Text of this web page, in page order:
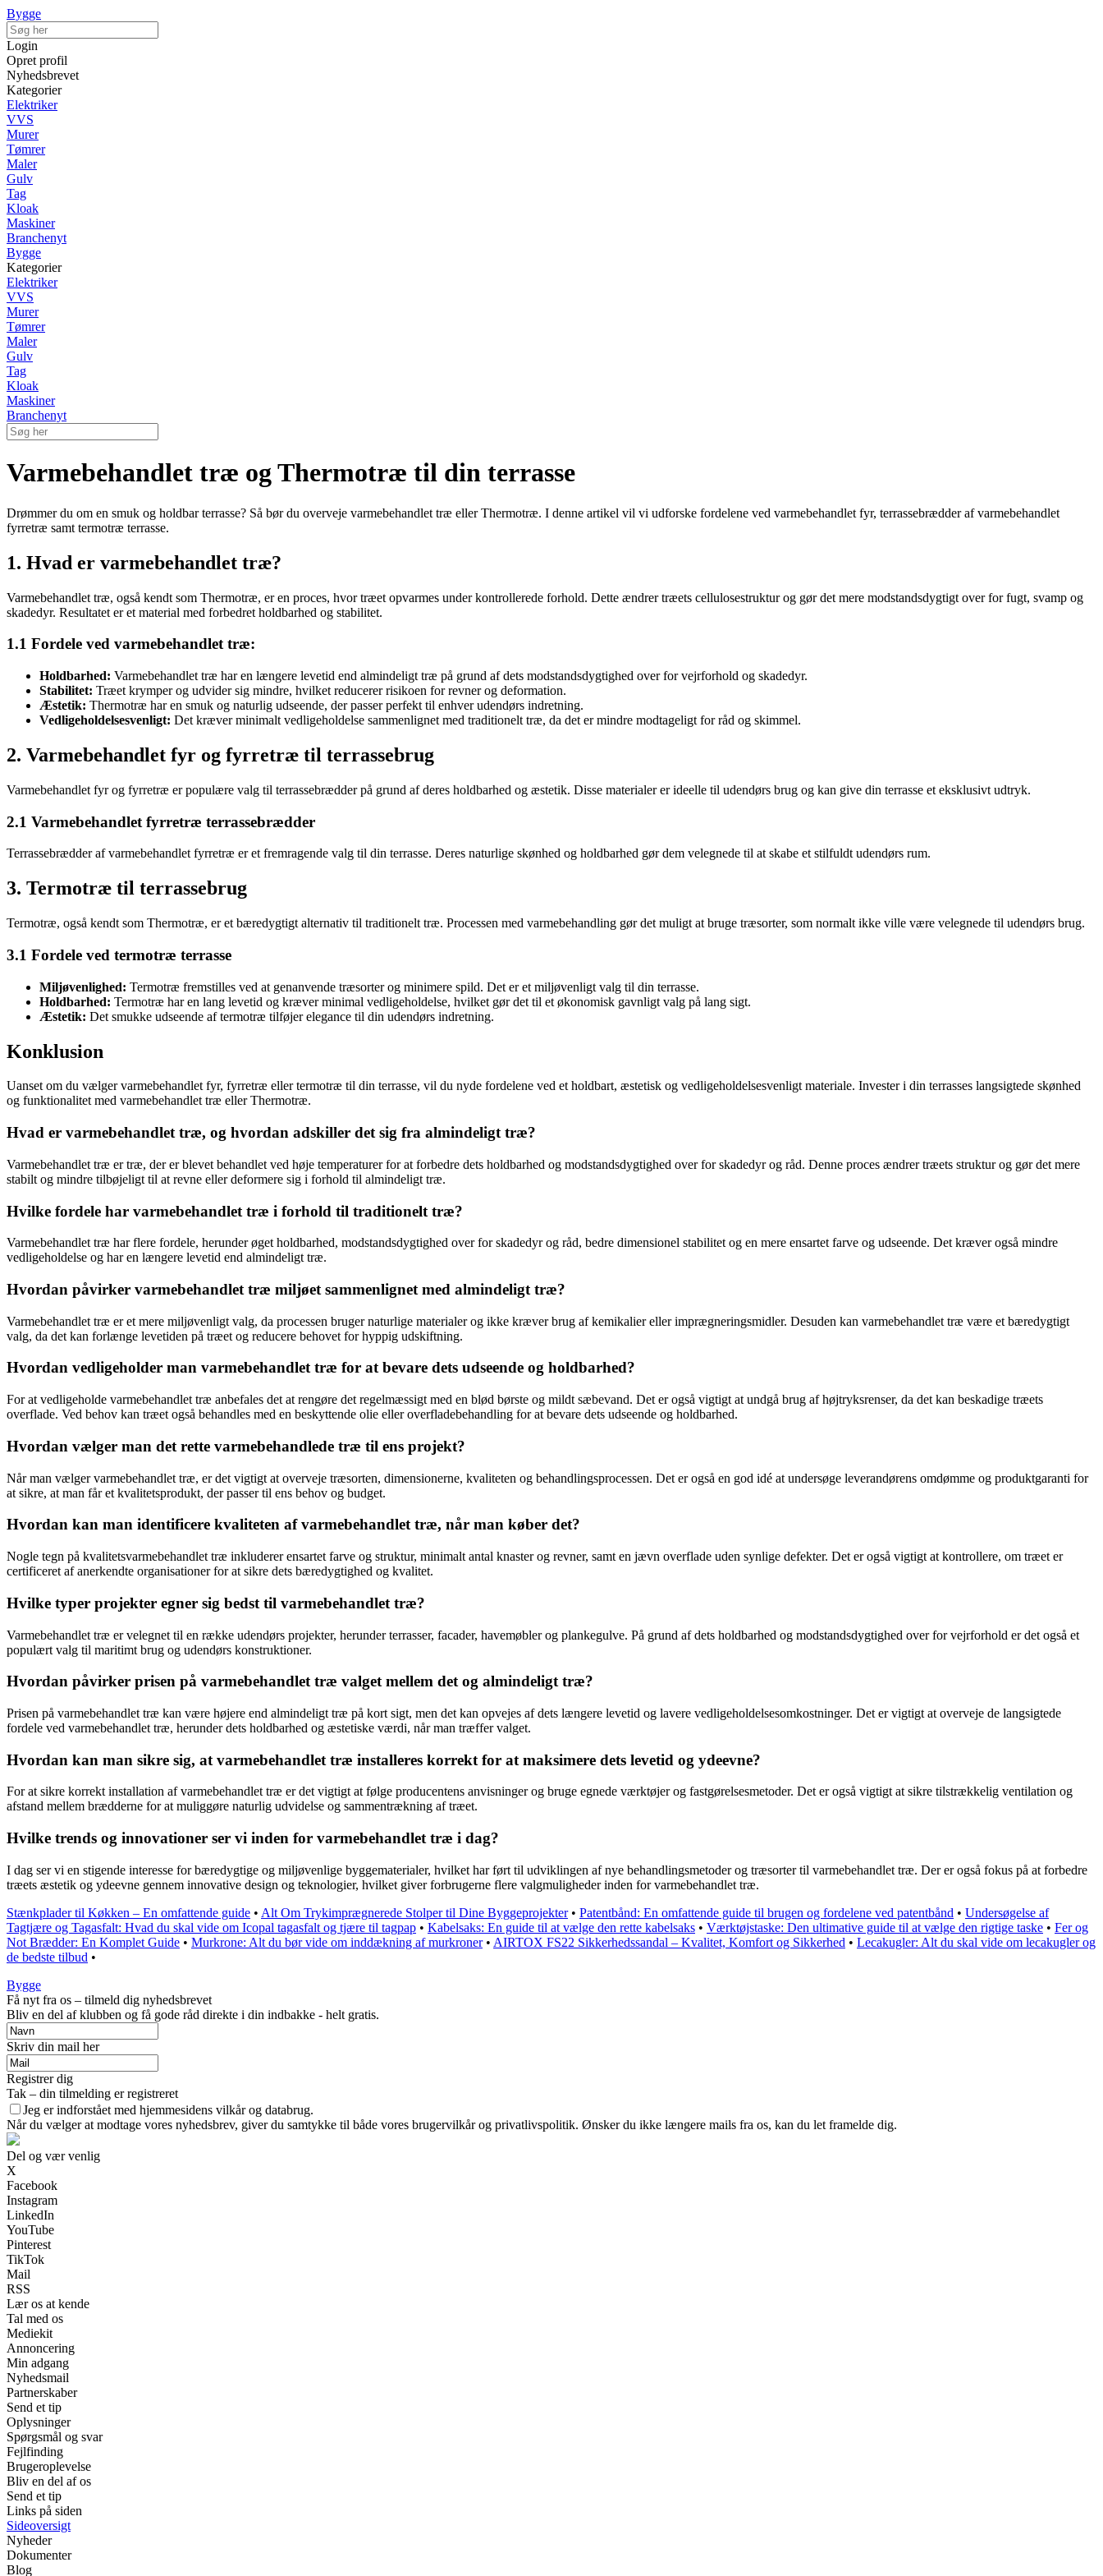
Bygge
Login
Opret profil
Nyhedsbrevet
Kategorier
Elektriker
VVS
Murer
Tømrer
Maler
Gulv
Tag
Kloak
Maskiner
Branchenyt
Bygge
Kategorier
Elektriker
VVS
Murer
Tømrer
Maler
Gulv
Tag
Kloak
Maskiner
Branchenyt
Varmebehandlet træ og Thermotræ til din terrasse
Drømmer du om en smuk og holdbar terrasse? Så bør du overveje varmebehandlet træ eller Thermotræ. I denne artikel vil vi udforske fordelene ved varmebehandlet fyr, terrassebrædder af varmebehandlet
fyrretræ samt termotræ terrasse.
1. Hvad er varmebehandlet træ?
Varmebehandlet træ, også kendt som Thermotræ, er en proces, hvor træet opvarmes under kontrollerede forhold. Dette ændrer træets cellulosestruktur og gør det mere modstandsdygtigt over for fugt, svamp og
skadedyr. Resultatet er et material med forbedret holdbarhed og stabilitet.
1.1 Fordele ved varmebehandlet træ:
Holdbarhed: Varmebehandlet træ har en længere levetid end almindeligt træ på grund af dets modstandsdygtighed over for vejrforhold og skadedyr.
Stabilitet: Træet krymper og udvider sig mindre, hvilket reducerer risikoen for revner og deformation.
Æstetik: Thermotræ har en smuk og naturlig udseende, der passer perfekt til enhver udendørs indretning.
Vedligeholdelsesvenligt: Det kræver minimalt vedligeholdelse sammenlignet med traditionelt træ, da det er mindre modtageligt for råd og skimmel.
2. Varmebehandlet fyr og fyrretræ til terrassebrug
Varmebehandlet fyr og fyrretræ er populære valg til terrassebrædder på grund af deres holdbarhed og æstetik. Disse materialer er ideelle til udendørs brug og kan give din terrasse et eksklusivt udtryk.
2.1 Varmebehandlet fyrretræ terrassebrædder
Terrassebrædder af varmebehandlet fyrretræ er et fremragende valg til din terrasse. Deres naturlige skønhed og holdbarhed gør dem velegnede til at skabe et stilfuldt udendørs rum.
3. Termotræ til terrassebrug
Termotræ, også kendt som Thermotræ, er et bæredygtigt alternativ til traditionelt træ. Processen med varmebehandling gør det muligt at bruge træsorter, som normalt ikke ville være velegnede til udendørs brug.
3.1 Fordele ved termotræ terrasse
Miljøvenlighed: Termotræ fremstilles ved at genanvende træsorter og minimere spild. Det er et miljøvenligt valg til din terrasse.
Holdbarhed: Termotræ har en lang levetid og kræver minimal vedligeholdelse, hvilket gør det til et økonomisk gavnligt valg på lang sigt.
Æstetik: Det smukke udseende af termotræ tilføjer elegance til din udendørs indretning.
Konklusion
Uanset om du vælger varmebehandlet fyr, fyrretræ eller termotræ til din terrasse, vil du nyde fordelene ved et holdbart, æstetisk og vedligeholdelsesvenligt materiale. Invester i din terrasses langsigtede skønhed
og funktionalitet med varmebehandlet træ eller Thermotræ.
Hvad er varmebehandlet træ, og hvordan adskiller det sig fra almindeligt træ?
Varmebehandlet træ er træ, der er blevet behandlet ved høje temperaturer for at forbedre dets holdbarhed og modstandsdygtighed over for skadedyr og råd. Denne proces ændrer træets struktur og gør det mere
stabilt og mindre tilbøjeligt til at revne eller deformere sig i forhold til almindeligt træ.
Hvilke fordele har varmebehandlet træ i forhold til traditionelt træ?
Varmebehandlet træ har flere fordele, herunder øget holdbarhed, modstandsdygtighed over for skadedyr og råd, bedre dimensionel stabilitet og en mere ensartet farve og udseende. Det kræver også mindre
vedligeholdelse og har en længere levetid end almindeligt træ.
Hvordan påvirker varmebehandlet træ miljøet sammenlignet med almindeligt træ?
Varmebehandlet træ er et mere miljøvenligt valg, da processen bruger naturlige materialer og ikke kræver brug af kemikalier eller imprægneringsmidler. Desuden kan varmebehandlet træ være et bæredygtigt
valg, da det kan forlænge levetiden på træet og reducere behovet for hyppig udskiftning.
Hvordan vedligeholder man varmebehandlet træ for at bevare dets udseende og holdbarhed?
For at vedligeholde varmebehandlet træ anbefales det at rengøre det regelmæssigt med en blød børste og mildt sæbevand. Det er også vigtigt at undgå brug af højtryksrenser, da det kan beskadige træets
overflade. Ved behov kan træet også behandles med en beskyttende olie eller overfladebehandling for at bevare dets udseende og holdbarhed.
Hvordan vælger man det rette varmebehandlede træ til ens projekt?
Når man vælger varmebehandlet træ, er det vigtigt at overveje træsorten, dimensionerne, kvaliteten og behandlingsprocessen. Det er også en god idé at undersøge leverandørens omdømme og produktgaranti for
at sikre, at man får et kvalitetsprodukt, der passer til ens behov og budget.
Hvordan kan man identificere kvaliteten af varmebehandlet træ, når man køber det?
Nogle tegn på kvalitetsvarmebehandlet træ inkluderer ensartet farve og struktur, minimalt antal knaster og revner, samt en jævn overflade uden synlige defekter. Det er også vigtigt at kontrollere, om træet er
certificeret af anerkendte organisationer for at sikre dets bæredygtighed og kvalitet.
Hvilke typer projekter egner sig bedst til varmebehandlet træ?
Varmebehandlet træ er velegnet til en række udendørs projekter, herunder terrasser, facader, havemøbler og plankegulve. På grund af dets holdbarhed og modstandsdygtighed over for vejrforhold er det også et
populært valg til maritimt brug og udendørs konstruktioner.
Hvordan påvirker prisen på varmebehandlet træ valget mellem det og almindeligt træ?
Prisen på varmebehandlet træ kan være højere end almindeligt træ på kort sigt, men det kan opvejes af dets længere levetid og lavere vedligeholdelsesomkostninger. Det er vigtigt at overveje de langsigtede
fordele ved varmebehandlet træ, herunder dets holdbarhed og æstetiske værdi, når man træffer valget.
Hvordan kan man sikre sig, at varmebehandlet træ installeres korrekt for at maksimere dets levetid og ydeevne?
For at sikre korrekt installation af varmebehandlet træ er det vigtigt at følge producentens anvisninger og bruge egnede værktøjer og fastgørelsesmetoder. Det er også vigtigt at sikre tilstrækkelig ventilation og
afstand mellem brædderne for at muliggøre naturlig udvidelse og sammentrækning af træet.
Hvilke trends og innovationer ser vi inden for varmebehandlet træ i dag?
I dag ser vi en stigende interesse for bæredygtige og miljøvenlige byggematerialer, hvilket har ført til udviklingen af nye behandlingsmetoder og træsorter til varmebehandlet træ. Der er også fokus på at forbedre
træets æstetik og ydeevne gennem innovative design og teknologier, hvilket giver forbrugerne flere valgmuligheder inden for varmebehandlet træ.
Stænkplader til Køkken – En omfattende guide • Alt Om Trykimprægnerede Stolper til Dine Byggeprojekter• Patentbånd: En omfattende guide til brugen og fordelene ved patentbånd • Undersøgelse af
Tagtjære og Tagasfalt: Hvad du skal vide om Icopal tagasfalt og tjære til tagpap • Kabelsaks: En guide til at vælge den rette kabelsaks • Værktøjstaske: Den ultimative guide til at vælge den rigtige taske • Fer og
Not Brædder: En Komplet Guide • Murkrone: Alt du bør vide om inddækning af murkroner• AIRTOX FS22 Sikkerhedssandal – Kvalitet, Komfort og Sikkerhed • Lecakugler: Alt du skal vide om lecakugler og
de bedste tilbud •
Bygge
Få nyt fra os – tilmeld dig nyhedsbrevet
Bliv en del af klubben og få gode råd direkte i din indbakke - helt gratis.
Skriv din mail her
Registrer dig
Tak – din tilmelding er registreret
Jeg er indforstået med hjemmesidens vilkår og databrug.
Når du vælger at modtage vores nyhedsbrev, giver du samtykke til både vores brugervilkår og privatlivspolitik. Ønsker du ikke længere mails fra os, kan du let framelde dig.
Del og vær venlig
X
Facebook
Instagram
LinkedIn
YouTube
Pinterest
TikTok
Mail
RSS
Lær os at kende
Tal med os
Mediekit
Annoncering
Min adgang
Nyhedsmail
Partnerskaber
Send et tip
Oplysninger
Spørgsmål og svar
Fejlfinding
Brugeroplevelse
Bliv en del af os
Send et tip
Links på siden
Sideoversigt
Nyheder
Dokumenter
Blog